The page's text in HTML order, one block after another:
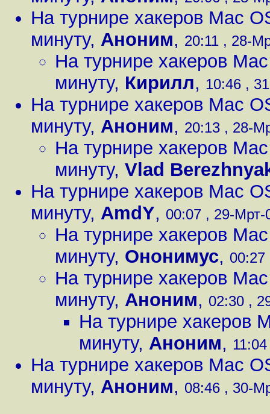
На турнире хакеров Mac
минуту, Аноним, 20:11 , 28-
На турнире хакеров
минуту, Кирилл, 10:46 ,
На турнире хакеров Mac
минуту, Аноним, 20:13 , 28-
На турнире хакеров
минуту, Vlad
На турнире хакеров Mac
минуту, AmdY, 00:07 , 29-Мрт-
На турнире хакеров
минуту, Ононимус,
На турнире хакеров
минуту, Аноним, 02:30 ,
На турнире хакеров
минуту, Аноним,
На турнире хакеров Mac
минуту, Аноним, 08:46 , 30-